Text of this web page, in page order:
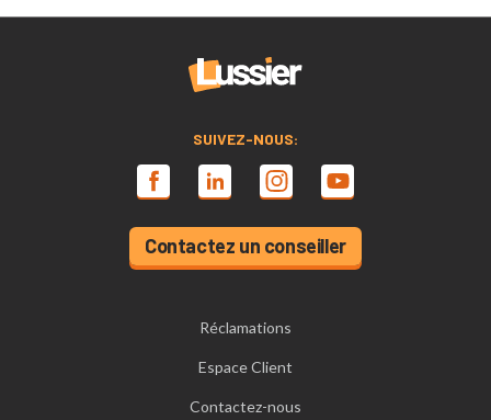
SUIVEZ-NOUS:
Contactez un conseiller
Réclamations
Espace Client
Contactez-nous